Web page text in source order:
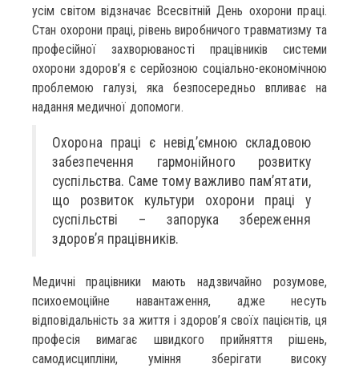
усім світом відзначає Всесвітній День охорони праці.
Стан охорони праці, рівень виробничого травматизму та
професійної захворюваності працівників системи
охорони здоров’я є серйозною соціально-економічною
проблемою галузі, яка безпосередньо впливає на
надання медичної допомоги.
Охорона праці є невід’ємною складовою
забезпечення гармонійного розвитку
суспільства. Саме тому важливо пам’ятати,
що розвиток культури охорони праці у
суспільстві – запорука збереження
здоров’я працівників.
Медичні працівники мають надзвичайно розумове,
психоемоційне навантаження, адже несуть
відповідальність за життя і здоров’я своїх пацієнтів, ця
професія вимагає швидкого прийняття рішень,
самодисципліни, уміння зберігати високу